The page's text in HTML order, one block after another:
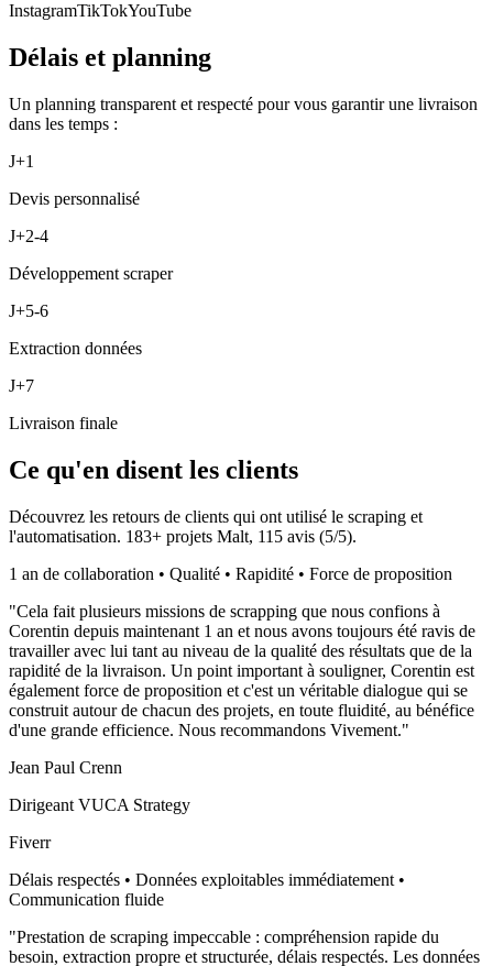
InstagramTikTokYouTube
Délais et planning
Un planning transparent et respecté pour vous garantir une livraison
dans les temps :
J+1
Devis personnalisé
J+2-4
Développement scraper
J+5-6
Extraction données
J+7
Livraison finale
Ce qu'en disent les clients
Découvrez les retours de clients qui ont utilisé le scraping et
l'automatisation. 183+ projets Malt, 115 avis (5/5).
1 an de collaboration • Qualité • Rapidité • Force de proposition
"Cela fait plusieurs missions de scrapping que nous confions à
Corentin depuis maintenant 1 an et nous avons toujours été ravis de
travailler avec lui tant au niveau de la qualité des résultats que de la
rapidité de la livraison. Un point important à souligner, Corentin est
également force de proposition et c'est un véritable dialogue qui se
construit autour de chacun des projets, en toute fluidité, au bénéfice
d'une grande efficience. Nous recommandons Vivement."
Jean Paul Crenn
Dirigeant VUCA Strategy
Fiverr
Délais respectés • Données exploitables immédiatement •
Communication fluide
"Prestation de scraping impeccable : compréhension rapide du
besoin, extraction propre et structurée, délais respectés. Les données